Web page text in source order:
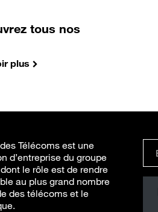
tous nos
plus
Télécoms est une
d’entreprise du groupe
le rôle est de rendre
au plus grand nombre
des télécoms et le